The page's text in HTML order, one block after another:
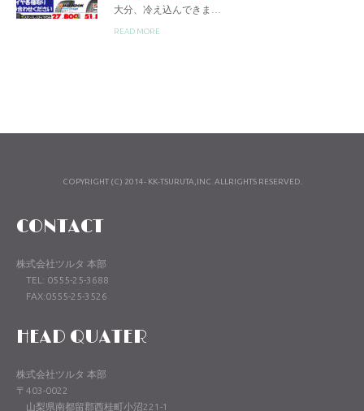
大分、冷え込んできま…
READ MORE
COPYRIGHT (C) 2014- KK-TSURUTA,INC. ALLRIGHTS RESERVED.
CONTACT
株式会社ツルタ 本部
TEL: 0555-25-3688
FAX:0555-25-3526
HEAD QUATER
株式会社ツルタ 本部
〒403-0022
山梨県南都留郡西桂町小沼221-1